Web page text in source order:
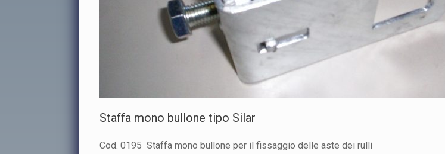
Staffa mono bullone tipo Silar
Cod. 0195 Staffa mono bullone per il fissaggio delle aste dei rulli